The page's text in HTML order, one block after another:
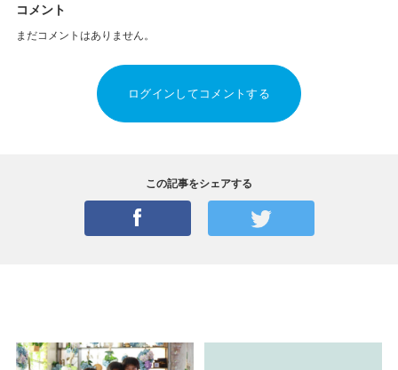
コメント
まだコメントはありません。
ログインしてコメントする
この記事をシェアする